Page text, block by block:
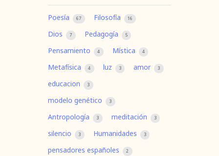
Poesía 67 Filosofía 16
Dios 7 Pedagogía 5
Pensamiento 4 Mística 4
Metafísica 4 luz 3 amor 3
educacion 3
modelo genético 3
Antropología 3 meditación 3
silencio 3 Humanidades 3
pensadores españoles 2